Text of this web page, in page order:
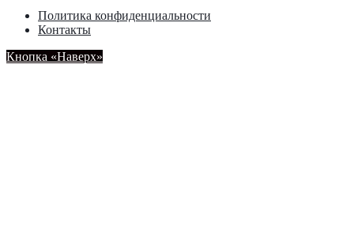
Политика конфиденциальности
Контакты
Кнопка «Наверх»